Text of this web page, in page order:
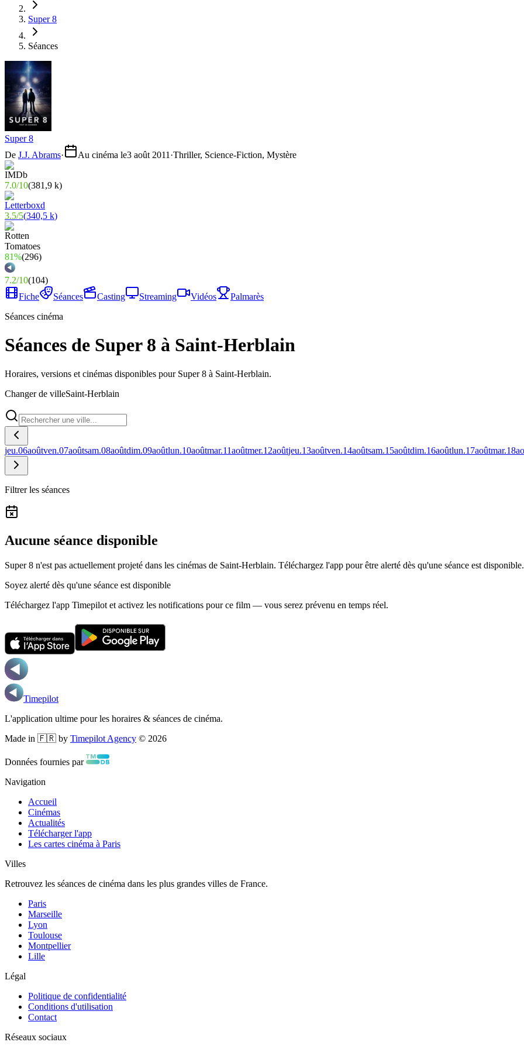
Super 8
Séances
Super 8
De J.J. Abrams· Au cinéma le3 août 2011 ·Thriller, Science-Fiction, Mystère
7.0/10(381,9 k)
3.5/5(340,5 k)
81%(296)
7.2/10(104)
Fiche
Séances Casting Streaming Vidéos
Palmarès
Séances cinéma
Séances de Super 8 à Saint-Herblain
Horaires, versions et cinémas disponibles pour Super 8 à Saint-Herblain.
Changer de villeSaint-Herblain
jeu.06aoûtven.07aoûtsam.08aoûtdim.09aoûtlun.10aoûtmar.11aoûtmer.12aoûtjeu.13aoûtven.14aoûtsam.15aoûtdim.16aoûtlun.17aoûtmar.18
Filtrer les séances
Aucune séance disponible
Super 8 n'est pas actuellement projeté dans les cinémas de Saint-Herblain. Téléchargez l'app pour être alerté dès qu'une séance est disponible.
Soyez alerté dès qu'une séance est disponible
Téléchargez l'app Timepilot et activez les notifications pour ce film — vous serez prévenu en temps réel.
Timepilot
L'application ultime pour les horaires & séances de cinéma.
Made in 🇫🇷 by Timepilot Agency © 2026
Données fournies par
Navigation
Accueil
Cinémas
Actualités
Télécharger l'app
Les cartes cinéma à Paris
Villes
Retrouvez les séances de cinéma dans les plus grandes villes de France.
Paris
Marseille
Lyon
Toulouse
Montpellier
Lille
Légal
Politique de confidentialité
Conditions d'utilisation
Contact
Réseaux sociaux